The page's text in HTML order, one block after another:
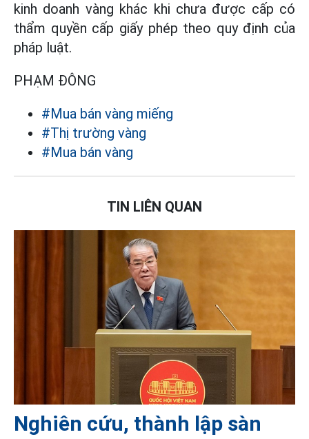
kinh doanh vàng khác khi chưa được cấp có
thẩm quyền cấp giấy phép theo quy định của
pháp luật.
PHẠM ĐÔNG
#Mua bán vàng miếng
#Thị trường vàng
#Mua bán vàng
TIN LIÊN QUAN
Nghiên cứu, thành lập sàn